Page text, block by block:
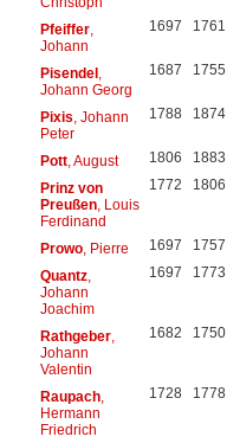
Pfeiffer,
Johann
1697 1761
Pisendel,
Johann Georg
1687 1755
Pixis , Johann
Peter
1788 1874
Pott, August 1806 1883
Prinz von
Preußen, Louis
Ferdinand
1772 1806
Prowo, Pierre 1697 1757
Quantz,
Johann
Joachim
1697 1773
Rathgeber,
Johann
Valentin
1682 1750
Raupach,
Hermann
Friedrich
1728 1778